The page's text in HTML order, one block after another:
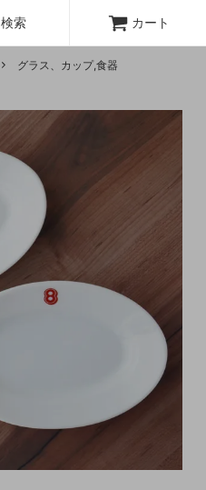
検索 カート
グラス、カップ,食器